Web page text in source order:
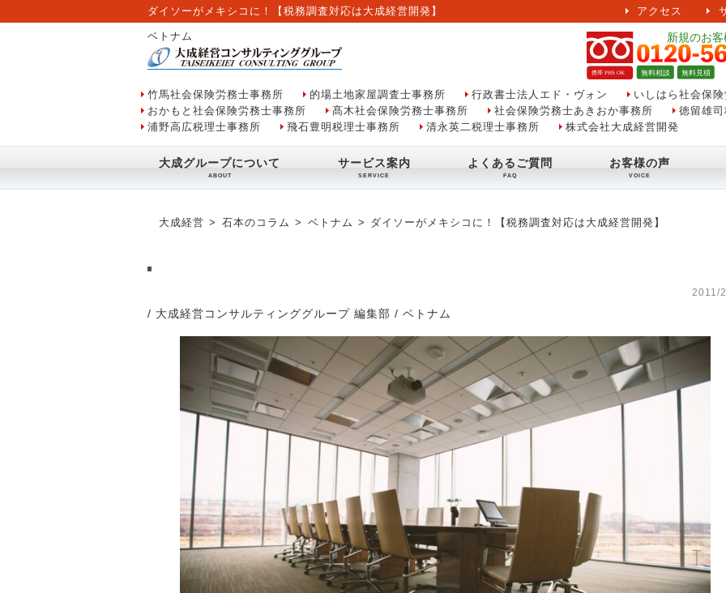
ダイソーがメキシコに！【税務調査対応は大成経営開発】 アクセス
ベトナム
竹馬社会保険労務士事務所 的場土地家屋調査士事務所 行政書士法人エド・ヴォン
いしはら社会保
おかもと社会保険労務士事務所
髙木社会保険労務士事務所 社会保険労務士あきおか事務所
徳留雄
浦野高広税理士事務所
飛石豊明税理士事務所 清永英二税理士事務所 株式会社大成経営開発
大成グループについて サービス案内 よくあるご質問 お客様の声
大成経営 石本のコラム ベトナム ダイソーがメキシコに！【税務調査対応は大成経営開発】
2011/
/ 大成経営コンサルティンググループ 編集部 / ベトナム